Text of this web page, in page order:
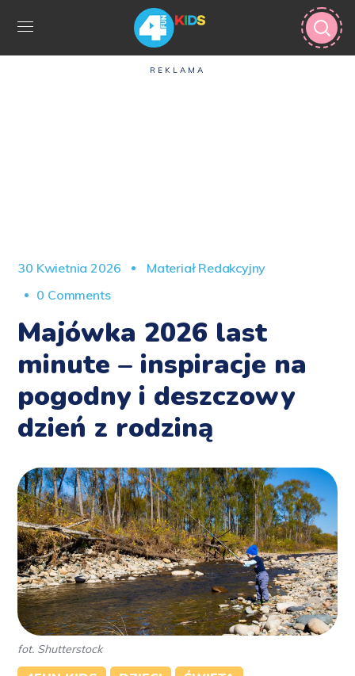
REKLAMA
30 Kwietnia 2026
Materiał Redakcyjny
0 Comments
Majówka 2026 last
minute – inspiracje na
pogodny i deszczowy
dzień z rodziną
fot. Shutterstock